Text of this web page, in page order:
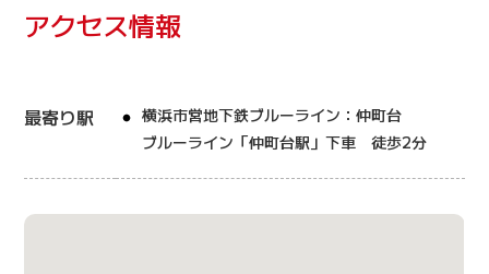
アクセス情報
最寄り駅
横浜市営地下鉄ブルーライン：仲町台
ブルーライン「仲町台駅」下車 徒歩2分